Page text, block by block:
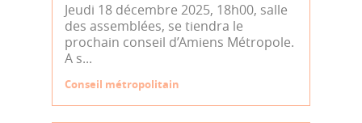
Jeudi 18 décembre 2025, 18h00, salle
des assemblées, se tiendra le
prochain conseil d’Amiens Métropole.
A s...
Conseil métropolitain